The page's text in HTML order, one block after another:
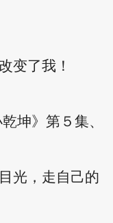
变了我！
坤》第５集、
光，走自己的